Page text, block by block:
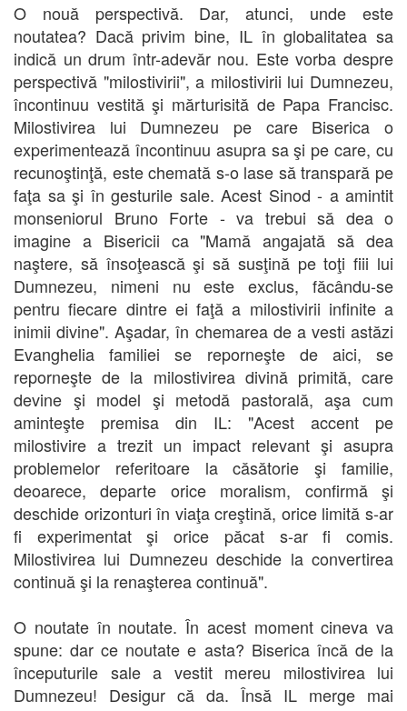
O nouă perspectivă. Dar, atunci, unde este
noutatea? Dacă privim bine, IL în globalitatea sa
indică un drum într-adevăr nou. Este vorba despre
perspectivă "milostivirii", a milostivirii lui Dumnezeu,
încontinuu vestită şi mărturisită de Papa Francisc.
Milostivirea lui Dumnezeu pe care Biserica o
experimentează încontinuu asupra sa şi pe care, cu
recunoştinţă, este chemată s-o lase să transpară pe
faţa sa şi în gesturile sale. Acest Sinod - a amintit
monseniorul Bruno Forte - va trebui să dea o
imagine a Bisericii ca "Mamă angajată să dea
naştere, să însoţească şi să susţină pe toţi fiii lui
Dumnezeu, nimeni nu este exclus, făcându-se
pentru fiecare dintre ei faţă a milostivirii infinite a
inimii divine". Aşadar, în chemarea de a vesti astăzi
Evanghelia familiei se reporneşte de aici, se
reporneşte de la milostivirea divină primită, care
devine şi model şi metodă pastorală, aşa cum
aminteşte premisa din IL: "Acest accent pe
milostivire a trezit un impact relevant şi asupra
problemelor referitoare la căsătorie şi familie,
deoarece, departe orice moralism, confirmă şi
deschide orizonturi în viaţa creştină, orice limită s-ar
fi experimentat şi orice păcat s-ar fi comis.
Milostivirea lui Dumnezeu deschide la convertirea
continuă şi la renaşterea continuă".
O noutate în noutate. În acest moment cineva va
spune: dar ce noutate e asta? Biserica încă de la
începuturile sale a vestit mereu milostivirea lui
Dumnezeu! Desigur că da. Însă IL merge mai